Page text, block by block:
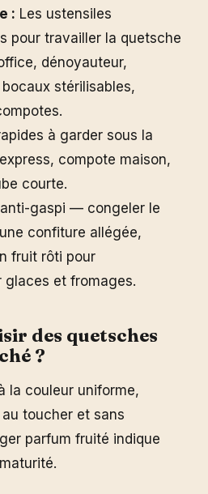
: Les ustensiles
pour travailler la quetsche
dénoyauteur,
stérilisables,
à garder sous la
compote maison,
courte.
gaspi — congeler le
confiture allégée,
fruit rôti pour
glaces et fromages.
des quetsches
?
la couleur uniforme,
toucher et sans
parfum fruité indique